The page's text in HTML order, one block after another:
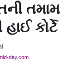
તમામ
કોર્ટે
day.com